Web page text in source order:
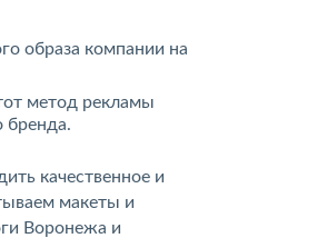
образа компании на
метод рекламы
бренда.
качественное и
макеты и
Воронежа и